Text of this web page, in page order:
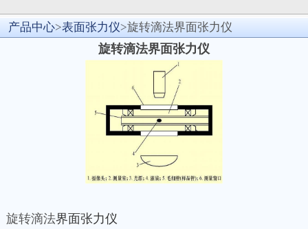
产品中心>表面张力仪>旋转滴法界面张力仪
旋转滴法界面张力仪
旋转滴法界面张力仪